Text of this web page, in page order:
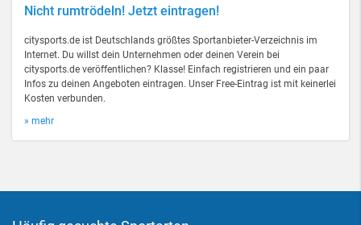
Nicht rumtrödeln! Jetzt eintragen!
citysports.de ist Deutschlands größtes Sportanbieter-Verzeichnis im
Internet. Du willst dein Unternehmen oder deinen Verein bei
citysports.de veröffentlichen? Klasse! Einfach registrieren und ein paar
Infos zu deinen Angeboten eintragen. Unser Free-Eintrag ist mit keinerlei
Kosten verbunden.
» mehr